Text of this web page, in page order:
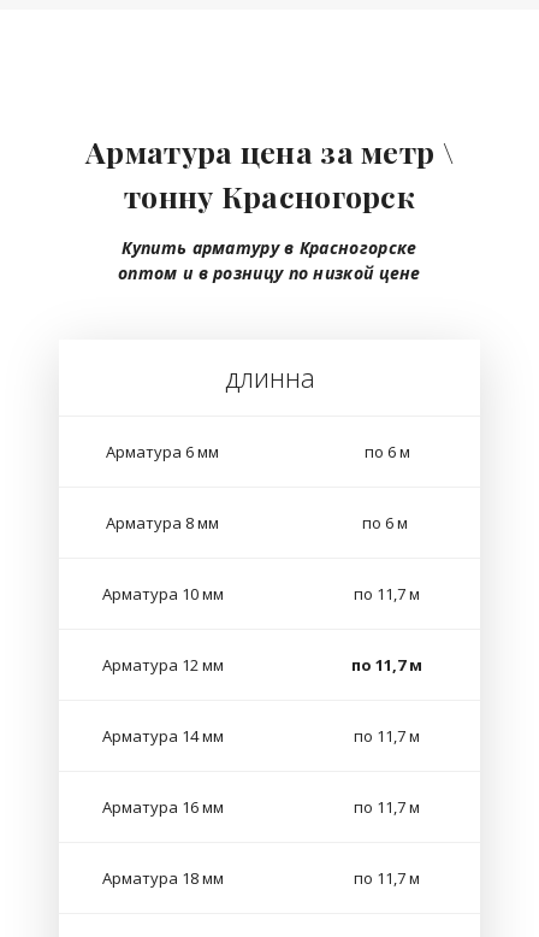
Арматура цена за метр \
тонну Красногорск
Купить арматуру в Красногорске
оптом и в розницу по низкой цене
длинна
Арматура 6 мм по 6 м
Арматура 8 мм по 6 м
Арматура 10 мм по 11,7 м
Арматура 12 мм по 11,7 м
Арматура 14 мм по 11,7 м
Арматура 16 мм по 11,7 м
Арматура 18 мм по 11,7 м